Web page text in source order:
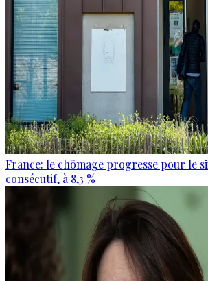
France: le chômage progresse pour le
consécutif, à 8,3 %